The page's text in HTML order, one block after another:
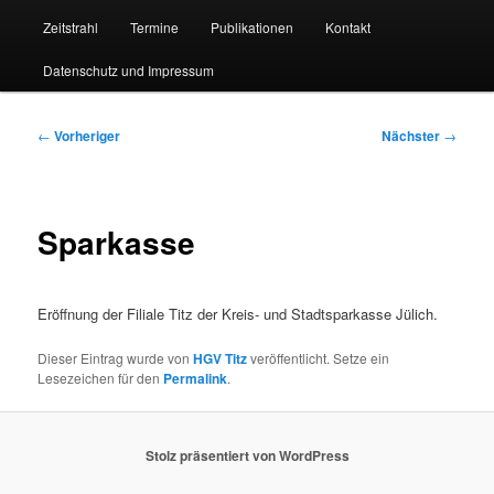
Zeitstrahl Termine Publikationen Kontakt
Datenschutz und Impressum
Beitragsnavigation
← Vorheriger Nächster →
Sparkasse
Eröffnung der Filiale Titz der Kreis- und Stadtsparkasse Jülich.
Dieser Eintrag wurde vonHGV Titzveröffentlicht. Setze ein
Lesezeichen für den Permalink.
Stolz präsentiert von WordPress